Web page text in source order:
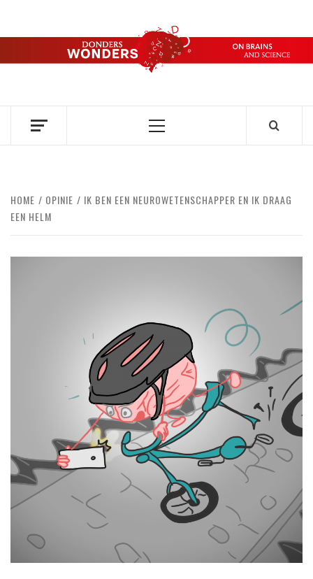
de
DONDERS
OVER HERSENEN EN WETENSCHAP // ON BRAINS AND
Primair
HOME OPINIE
IK BEN EEN NEUROWETENSCHAPPER EN IK DRAAG
EEN HELM